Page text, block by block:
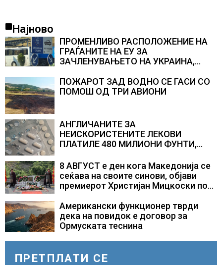
Најново
ПРОМЕНЛИВО РАСПОЛОЖЕНИЕ НА
ГРАЃАНИТЕ НА ЕУ ЗА
ЗАЧЛЕНУВАЊЕТО НА УКРАИНА,
Полска, Франција и Германија
ПОЖАРОТ ЗАД ВОДНО СЕ ГАСИ СО
ПОМОШ ОД ТРИ АВИОНИ
АНГЛИЧАНИТЕ ЗА
НЕИСКОРИСТЕНИТЕ ЛЕКОВИ
ПЛАТИЛЕ 480 МИЛИОНИ ФУНТИ,
само лекови што навистина им се
потребни
8 АВГУСТ е ден кога Македонија се
сеќава на своите синови, објави
премиерот Христијан Мицкоски по
загинувањето на десетмината
прилепски бранители
Американски функционер тврди
дека на повидок е договор за
Ормуската теснина
ПРЕТПЛАТИ СЕ